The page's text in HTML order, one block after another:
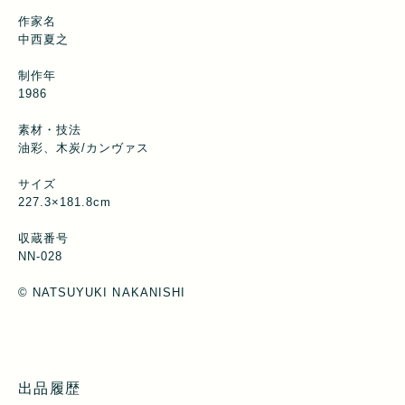
作家名
中西夏之
制作年
1986
素材・技法
油彩、木炭/カンヴァス
サイズ
227.3×181.8cm
収蔵番号
NN-028
©︎ NATSUYUKI NAKANISHI
出品履歴